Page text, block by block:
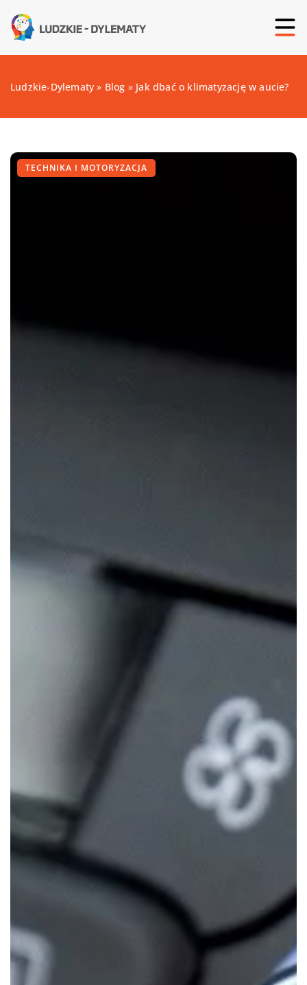
Ludzkie-Dylematy » Blog » Jak dbać o klimatyzację w aucie?
TECHNIKA I MOTORYZACJA